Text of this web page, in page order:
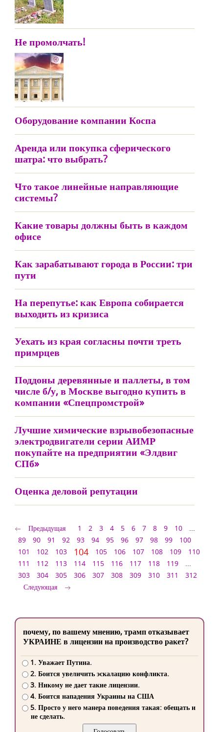
Не промолчать!
Оборудование компании Коспа
Аренда или покупка сферического
шатра: что выбрать?
Что такое линейные направляющие
системы?
Какие товары должны быть в каждом
офисе
Как зарабатывают города в России: три
пути
На перепутье: как Европа собирается
выходить из кризиса
Уехать из края согласны почти треть
примрцев
Поддоны деревянные и паллеты, в том
числе б/у, в Москве выгодно купить в
компании «Спецпромстрой»
Лучшие химические взрывобезопасные
электродвигатели серии АИМР
покупайте на предприятии «Элдвиг
СПб»
Оценка деловой репутации
Предыдущая 1 2 3 4 5 6 7 8 9 10
...
89
90 91 92 93 94 95 96 97 98 99
100
101
102 103 104 105 106 107 108 109
110
111
112 113 114 115 116 117 118 119
...
303
304 305 306 307 308 309 310 311
312
Следующая
почему, по вашему мнению, трамп отказывает
УКРАИНЕ в лицензии на производство ракет?
1. Уважает Путина.
2. Боится увеличить эскалацию конфликта.
3. Никому не дает такие лицензии.
4. Боится нападения Украины на США
5. Просто у него манера поведения такая: обещать и
не сделать.